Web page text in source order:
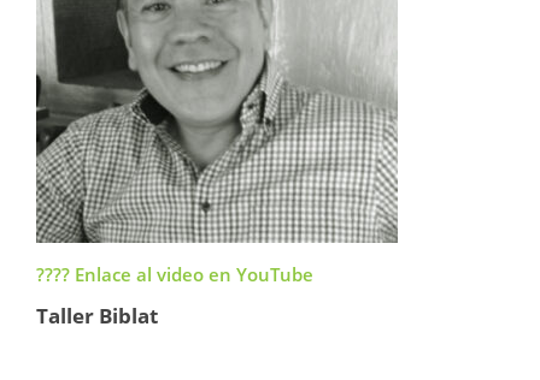
????️ Enlace al video en YouTube
Taller Biblat